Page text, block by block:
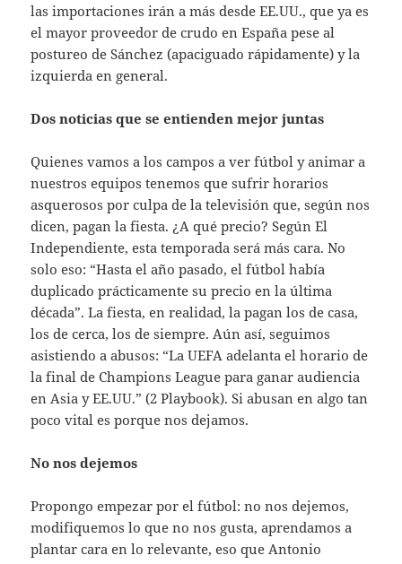
las importaciones irán a más desde EE.UU., que ya es
el mayor proveedor de crudo en España pese al
postureo de Sánchez (apaciguado rápidamente) y la
izquierda en general.
Dos noticias que se entienden mejor juntas
Quienes vamos a los campos a ver fútbol y animar a
nuestros equipos tenemos que sufrir horarios
asquerosos por culpa de la televisión que, según nos
dicen, pagan la fiesta. ¿A qué precio? Según El
Independiente, esta temporada será más cara. No
solo eso: “Hasta el año pasado, el fútbol había
duplicado prácticamente su precio en la última
década”. La fiesta, en realidad, la pagan los de casa,
los de cerca, los de siempre. Aún así, seguimos
asistiendo a abusos: “La UEFA adelanta el horario de
la final de Champions League para ganar audiencia
en Asia y EE.UU.” (2 Playbook). Si abusan en algo tan
poco vital es porque nos dejamos.
No nos dejemos
Propongo empezar por el fútbol: no nos dejemos,
modifiquemos lo que no nos gusta, aprendamos a
plantar cara en lo relevante, eso que Antonio